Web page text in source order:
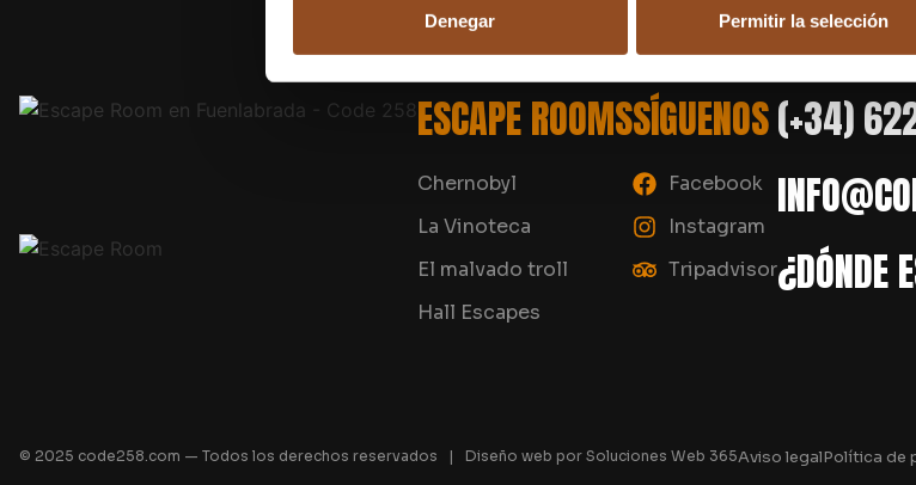
Denegar Permitir la selección
ESCAPE ROOMS
Chernobyl
La Vinoteca
El malvado troll
Hall Escapes
SÍGUENOS
Facebook
Instagram
Tripadvisor
(+34)
¿DÓNDE
© 2025 code258.com — Todos los derechos reservados | Diseño web por Soluciones Web 365Aviso legalPolítica de